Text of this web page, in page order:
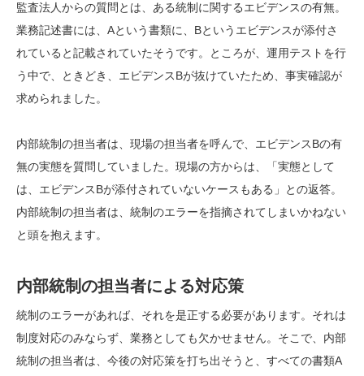
監査法人からの質問とは、ある統制に関するエビデンスの有無。
業務記述書には、Aという書類に、Bというエビデンスが添付さ
れていると記載されていたそうです。ところが、運用テストを行
う中で、ときどき、エビデンスBが抜けていたため、事実確認が
求められました。
内部統制の担当者は、現場の担当者を呼んで、エビデンスBの有
無の実態を質問していました。現場の方からは、「実態として
は、エビデンスBが添付されていないケースもある」との返答。
内部統制の担当者は、統制のエラーを指摘されてしまいかねない
と頭を抱えます。
内部統制の担当者による対応策
統制のエラーがあれば、それを是正する必要があります。それは
制度対応のみならず、業務としても欠かせません。そこで、内部
統制の担当者は、今後の対応策を打ち出そうと、すべての書類A